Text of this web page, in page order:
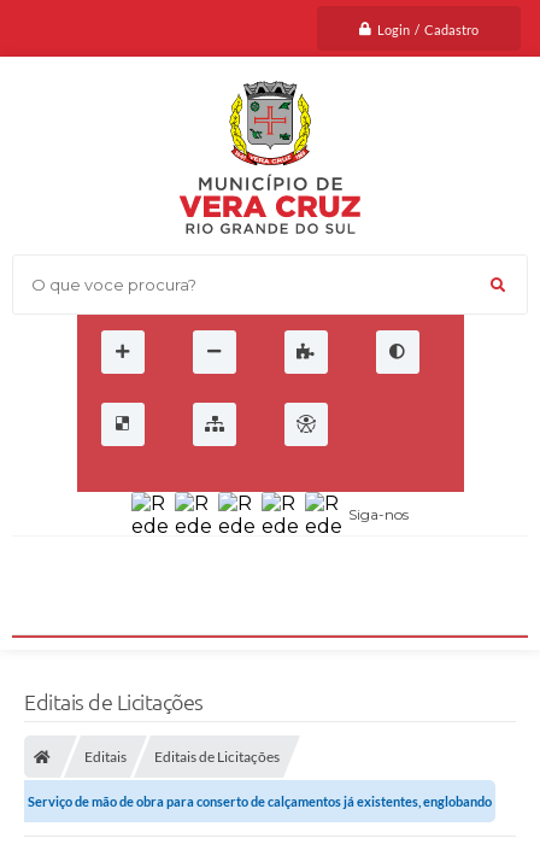
Login / Cadastro
O que voce procura?
Siga-nos
Editais de Licitações
Editais Editais de Licitações
Serviço de mão de obra para conserto de calçamentos já existentes, englobando